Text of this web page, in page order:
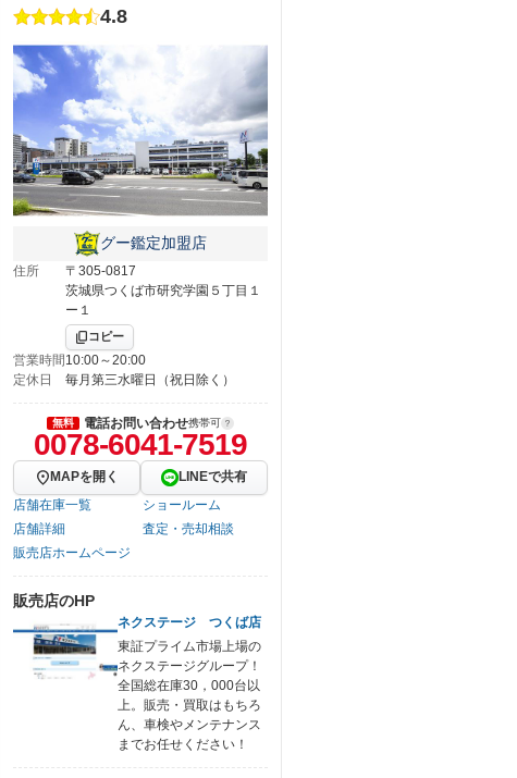
4.8
グー鑑定加盟店
住所
〒305-0817
茨城県つくば市研究学園５丁目１
ー１
コピー
営業時間10:00～20:00
定休日
毎月第三水曜日（祝日除く）
無料 電話お問い合わせ携帯可
0078-6041-7519
MAPを開く
LINEで共有
店舗在庫一覧
ショールーム
店舗詳細
査定・売却相談
販売店ホームページ
販売店のHP
ネクステージ つくば店
東証プライム市場上場の
ネクステージグループ！
全国総在庫30，000台以
上。販売・買取はもちろ
ん、車検やメンテナンス
までお任せください！